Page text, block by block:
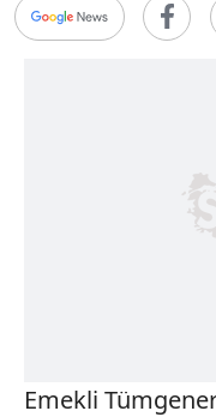
Emekli